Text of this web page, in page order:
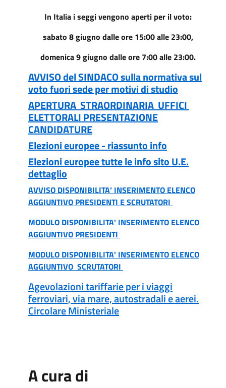
In Italia i seggi vengono aperti per il voto:
sabato 8 giugno dalle ore 15:00 alle 23:00,
domenica 9 giugno dalle ore 7:00 alle 23:00.
AVVISO del SINDACO sulla normativa sul
voto fuori sede per motivi di studio
APERTURA STRAORDINARIA UFFICI
ELETTORALI PRESENTAZIONE
CANDIDATURE
Elezioni europee - riassunto info
Elezioni europee tutte le info sito U.E.
dettaglio
AVVISO DISPONIBILITA' INSERIMENTO ELENCO
AGGIUNTIVO PRESIDENTI E SCRUTATORI
MODULO DISPONIBILITA' INSERIMENTO ELENCO
AGGIUNTIVO PRESIDENTI
MODULO DISPONIBILITA' INSERIMENTO ELENCO
AGGIUNTIVO SCRUTATORI
Agevolazioni tariffarie per i viaggi
ferroviari, via mare, autostradali e aerei.
Circolare Ministeriale
A cura di